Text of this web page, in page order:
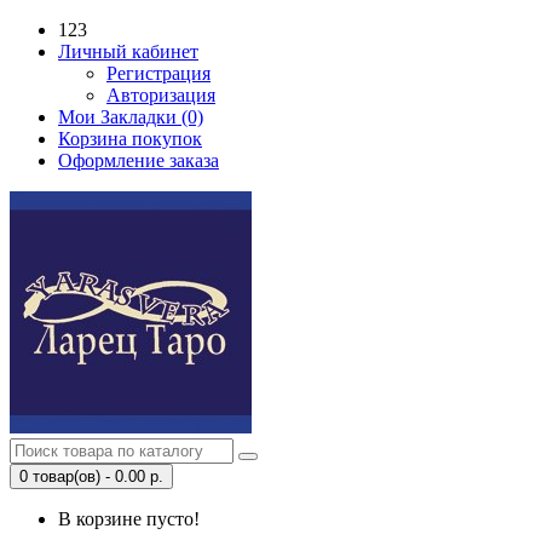
123
Личный кабинет
Регистрация
Авторизация
Мои Закладки (0)
Корзина покупок
Оформление заказа
0 товар(ов) - 0.00 р.
В корзине пусто!